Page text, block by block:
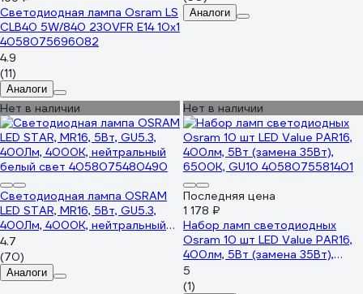
Светодиодная лампа Osram LS
CLB40 5W/840 230VFR E14 10x1
4058075696082
4.9
(11)
Аналоги
Аналоги
Нет в наличии
Светодиодная лампа OSRAM
LED STAR, MR16, 5Вт, GU5.3,
400Лм, 4000К, нейтральный
белый свет 4058075480490
4.7
(70)
Аналоги
Нет в наличии
Последняя цена
1 178 ₽
Набор ламп светодиодных
Osram 10 шт LED Value PAR16,
400лм, 5Вт (замена 35Вт),
6500К, GU10 4058075581401
5
(1)